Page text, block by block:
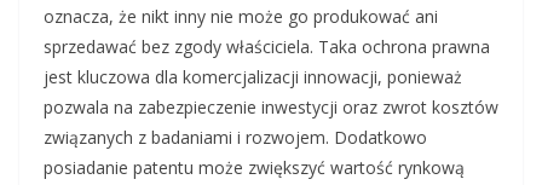
oznacza, że nikt inny nie może go produkować ani
sprzedawać bez zgody właściciela. Taka ochrona prawna
jest kluczowa dla komercjalizacji innowacji, ponieważ
pozwala na zabezpieczenie inwestycji oraz zwrot kosztów
związanych z badaniami i rozwojem. Dodatkowo
posiadanie patentu może zwiększyć wartość rynkową